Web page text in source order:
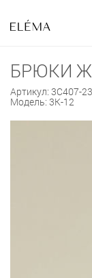
БРЮКИ
Артикул: 3С407-
Модель: 3К-12